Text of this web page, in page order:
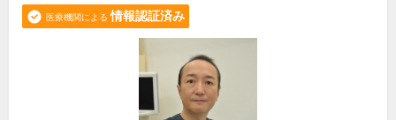
医療機関による 情報認証済み